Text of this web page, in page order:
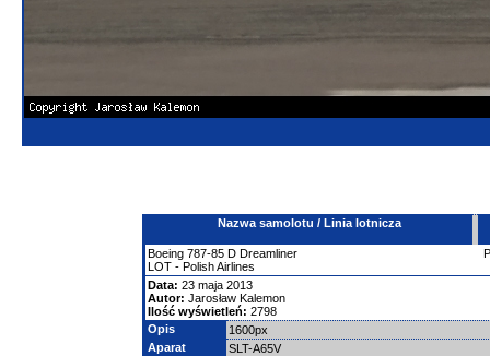
Nazwa samolotu / Linia lotnicza
Boeing 787-85 D Dreamliner
LOT - Polish Airlines
Data: 23 maja 2013
Autor: Jarosław Kalemon
Ilość wyświetleń: 2798
Opis
1600px
Aparat
SLT-A65V